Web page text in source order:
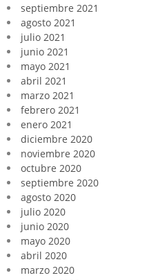
septiembre 2021
agosto 2021
julio 2021
junio 2021
mayo 2021
abril 2021
marzo 2021
febrero 2021
enero 2021
diciembre 2020
noviembre 2020
octubre 2020
septiembre 2020
agosto 2020
julio 2020
junio 2020
mayo 2020
abril 2020
marzo 2020